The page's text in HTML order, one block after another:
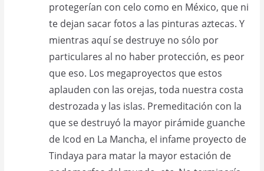
protegerían con celo como en México, que ni
te dejan sacar fotos a las pinturas aztecas. Y
mientras aquí se destruye no sólo por
particulares al no haber protección, es peor
que eso. Los megaproyectos que estos
aplauden con las orejas, toda nuestra costa
destrozada y las islas. Premeditación con la
que se destruyó la mayor pirámide guanche
de Icod en La Mancha, el infame proyecto de
Tindaya para matar la mayor estación de